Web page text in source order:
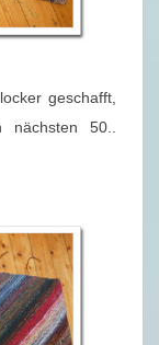
geschafft,
50..